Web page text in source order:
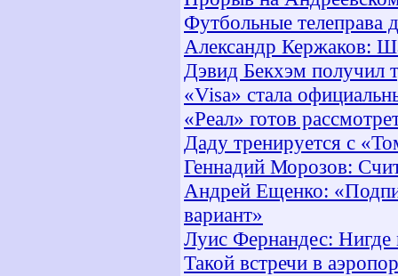
Футбольные телеправа
Александр Кержаков:
Дэвид Бекхэм получил
«Visa» стала
«Реал» готов
Даду тренируется с
Геннадий Морозов:
Андрей Ещенко:
вариант»
Луис Фернандес: Нигде
Такой встречи в